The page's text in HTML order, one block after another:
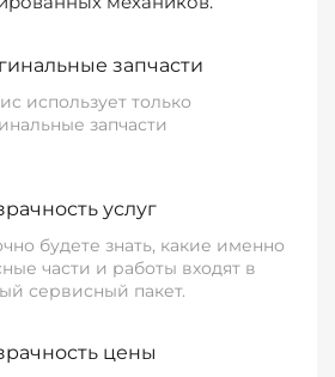
запчасти
использует только
запчасти
услуг
будете знать, какие именно
части и работы входят в
сервисный пакет.
цены